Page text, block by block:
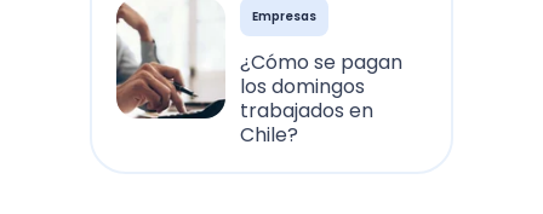
Empresas
¿Cómo se pagan
los domingos
trabajados en
Chile?